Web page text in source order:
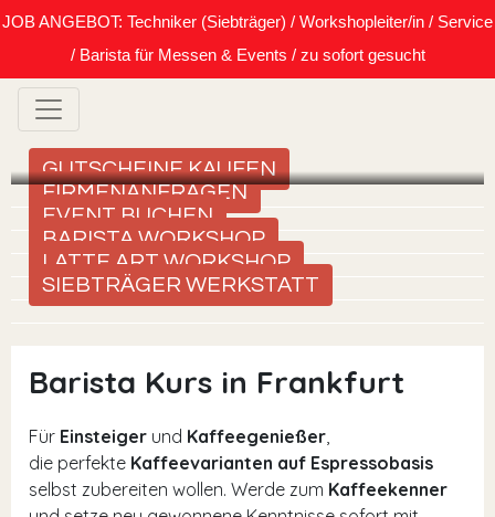
JOB ANGEBOT: Techniker (Siebträger) / Workshopleiter/in / Service
/ Barista für Messen & Events / zu sofort gesucht
GUTSCHEINE KAUFEN
FIRMENANFRAGEN
EVENT BUCHEN
BARISTA WORKSHOP
LATTE ART WORKSHOP
SIEBTRÄGER WERKSTATT
Barista Kurs in Frankfurt
Für Einsteiger und Kaffeegenießer,
die perfekte Kaffeevarianten auf Espressobasis
selbst zubereiten wollen. Werde zum Kaffeekenner